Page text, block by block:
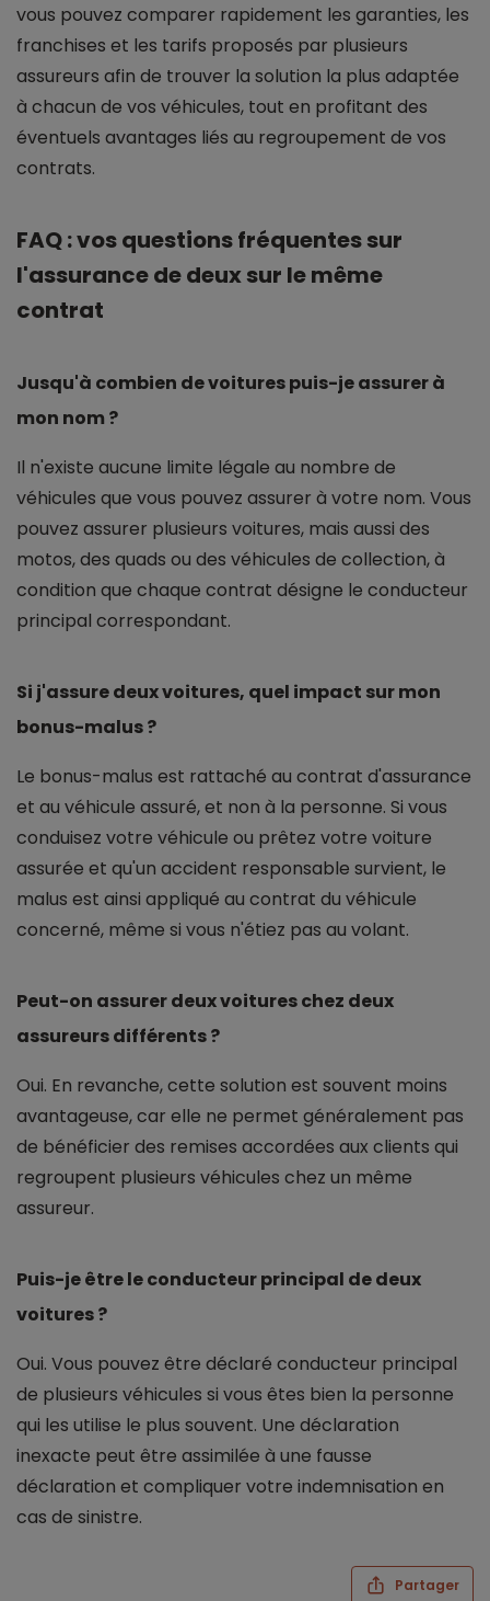
vous pouvez comparer rapidement les garanties, les
franchises et les tarifs proposés par plusieurs
assureurs afin de trouver la solution la plus adaptée
à chacun de vos véhicules, tout en profitant des
éventuels avantages liés au regroupement de vos
contrats.
FAQ : vos questions fréquentes sur
l'assurance de deux sur le même
contrat
Jusqu'à combien de voitures puis-je assurer à
mon nom ?
Il n'existe aucune limite légale au nombre de
véhicules que vous pouvez assurer à votre nom. Vous
pouvez assurer plusieurs voitures, mais aussi des
motos, des quads ou des véhicules de collection, à
condition que chaque contrat désigne le conducteur
principal correspondant.
Si j'assure deux voitures, quel impact sur mon
bonus-malus ?
Le bonus-malus est rattaché au contrat d'assurance
et au véhicule assuré, et non à la personne. Si vous
conduisez votre véhicule ou prêtez votre voiture
assurée et qu'un accident responsable survient, le
malus est ainsi appliqué au contrat du véhicule
concerné, même si vous n'étiez pas au volant.
Peut-on assurer deux voitures chez deux
assureurs différents ?
Oui. En revanche, cette solution est souvent moins
avantageuse, car elle ne permet généralement pas
de bénéficier des remises accordées aux clients qui
regroupent plusieurs véhicules chez un même
assureur.
Puis-je être le conducteur principal de deux
voitures ?
Oui. Vous pouvez être déclaré conducteur principal
de plusieurs véhicules si vous êtes bien la personne
qui les utilise le plus souvent. Une déclaration
inexacte peut être assimilée à une fausse
déclaration et compliquer votre indemnisation en
cas de sinistre.
Partager